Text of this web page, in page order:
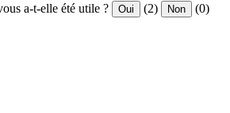
a-t-elle été utile ? Oui (2) Non (0)